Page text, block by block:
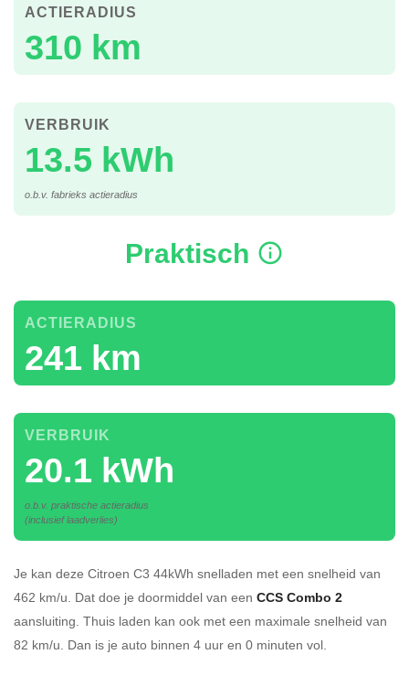
310 km
ACTIERADIUS
13.5 kWh
VERBRUIK
o.b.v. fabrieks actieradius
Praktisch
241 km
ACTIERADIUS
20.1 kWh
VERBRUIK
o.b.v. praktische actieradius
(inclusief laadverlies)
Je kan deze Citroen C3 44kWh snelladen met een snelheid van
462 km/u. Dat doe je doormiddel van een CCS Combo 2
aansluiting. Thuis laden kan ook met een maximale snelheid van
82 km/u. Dan is je auto binnen 4 uur en 0 minuten vol.